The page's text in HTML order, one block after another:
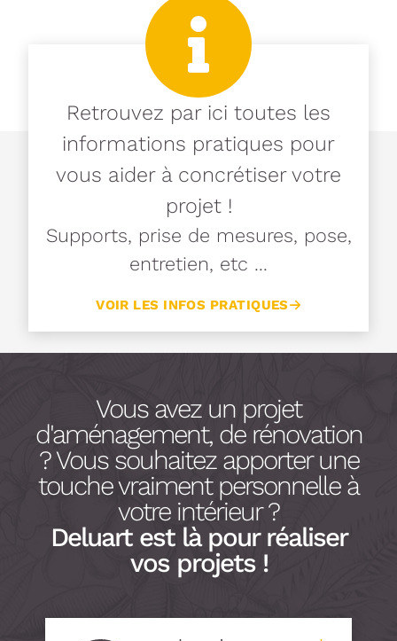
Retrouvez par ici toutes les
informations pratiques pour
vous aider à concrétiser votre
projet !
Supports, prise de mesures, pose,
entretien, etc ...
VOIR LES INFOS PRATIQUES
Vous avez un projet
d'aménagement, de rénovation
? Vous souhaitez apporter une
touche vraiment personnelle à
votre intérieur ?
Deluart est là pour réaliser
vos projets !